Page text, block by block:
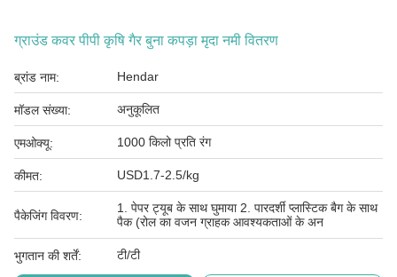
ग्राउंड कवर पीपी कृषि गैर बुना कपड़ा मृदा नमी वितरण
ब्रांड नाम: Hendar
मॉडल संख्या: अनुकूलित
एमओक्यू: 1000 किलो प्रति रंग
कीमत: USD1.7-2.5/kg
पैकेजिंग विवरण:
1. पेपर ट्यूब के साथ घुमाया 2. पारदर्शी प्लास्टिक बैग के साथ
पैक (रोल का वजन ग्राहक आवश्यकताओं के अन
भुगतान की शर्तें: टी/टी